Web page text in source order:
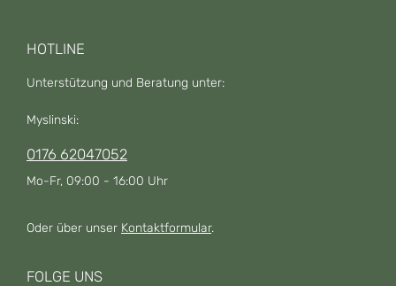
HOTLINE
Unterstützung und Beratung unter:
Myslinski:
0176 62047052
Mo-Fr, 09:00 - 16:00 Uhr
Oder über unser Kontaktformular.
FOLGE UNS